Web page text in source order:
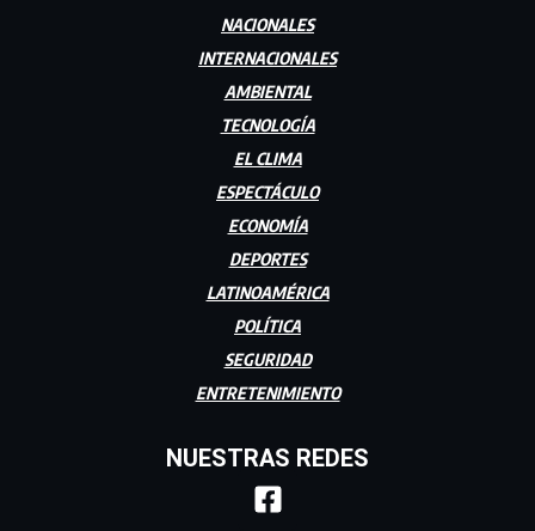
NACIONALES
INTERNACIONALES
AMBIENTAL
TECNOLOGÍA
EL CLIMA
ESPECTÁCULO
ECONOMÍA
DEPORTES
LATINOAMÉRICA
POLÍTICA
SEGURIDAD
ENTRETENIMIENTO
NUESTRAS REDES